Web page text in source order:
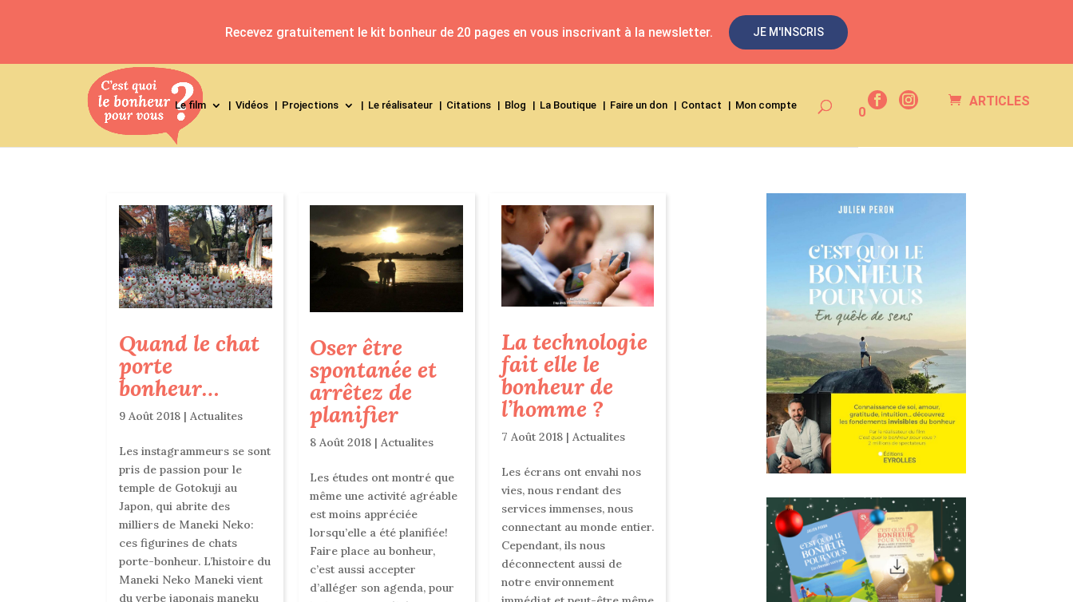
ARTICLES
0
Le film Vidéos Projections Le réalisateur Citations Blog La Boutique Faire un don Contact Mon compte
Quand le chat
porte
bonheur…
9 Août 2018 |Actualites
Les instagrammeurs se sont
pris de passion pour le
temple de Gotokuji au
Japon, qui abrite des
milliers de Maneki Neko:
ces figurines de chats
porte-bonheur. L’histoire du
Maneki Neko Maneki vient
du verbe japonais maneku
Oser être
spontanée et
arrêtez de
planifier
8 Août 2018 |Actualites
Les études ont montré que
même une activité agréable
est moins appréciée
lorsqu’elle a été planifiée!
Faire place au bonheur,
c’est aussi accepter
d’alléger son agenda, pour
La technologie
fait elle le
bonheur de
l’homme ?
7 Août 2018| Actualites
Les écrans ont envahi nos
vies, nous rendant des
services immenses, nous
connectant au monde entier.
Cependant, ils nous
déconnectent aussi de
notre environnement
Recevez gratuitement le kit bonheur de 20 pages en vous inscrivant à la newsletter. JE M'INSCRIS